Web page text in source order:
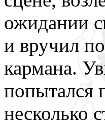
ожидании
и вручил
кармана.
попытался
несколько